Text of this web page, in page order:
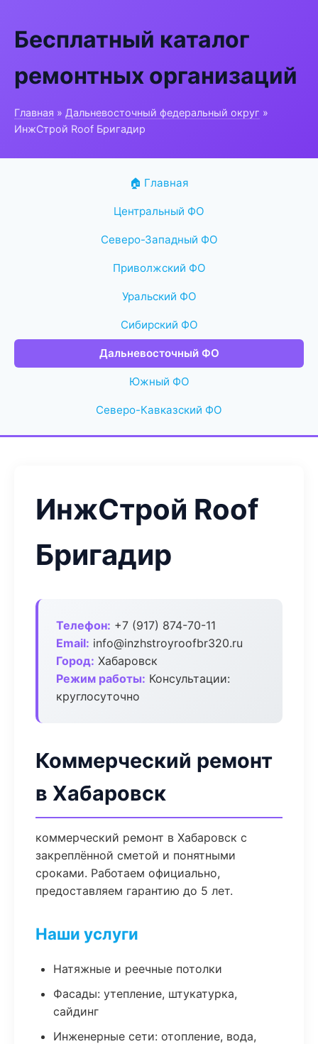
Бесплатный каталог
ремонтных организаций
Главная » Дальневосточный федеральный округ »
ИнжСтрой Roof Бригадир
🏠 Главная
Центральный ФО
Северо-Западный ФО
Приволжский ФО
Уральский ФО
Сибирский ФО
Дальневосточный ФО
Южный ФО
Северо-Кавказский ФО
ИнжСтрой Roof
Бригадир
Телефон: +7 (917) 874-70-11
Email: info@inzhstroyroofbr320.ru
Город: Хабаровск
Режим работы: Консультации:
круглосуточно
Коммерческий ремонт
в Хабаровск
коммерческий ремонт в Хабаровск с
закреплённой сметой и понятными
сроками. Работаем официально,
предоставляем гарантию до 5 лет.
Наши услуги
Натяжные и реечные потолки
Фасады: утепление, штукатурка,
сайдинг
Инженерные сети: отопление, вода,